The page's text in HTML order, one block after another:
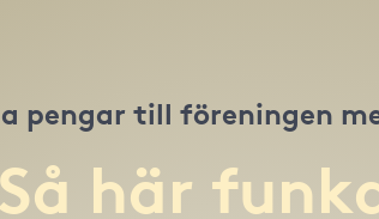
pengar till föreningen
här